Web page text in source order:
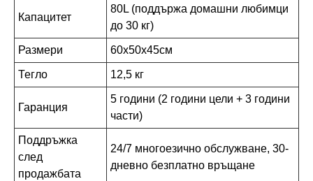
Капацитет
80L (поддържа домашни любимци
до 30 кг)
Размери 60х50х45см
Тегло 12,5 кг
Гаранция
5 години (2 години цели + 3 години
части)
Поддръжка
след
продажбата
24/7 многоезично обслужване, 30-
дневно безплатно връщане